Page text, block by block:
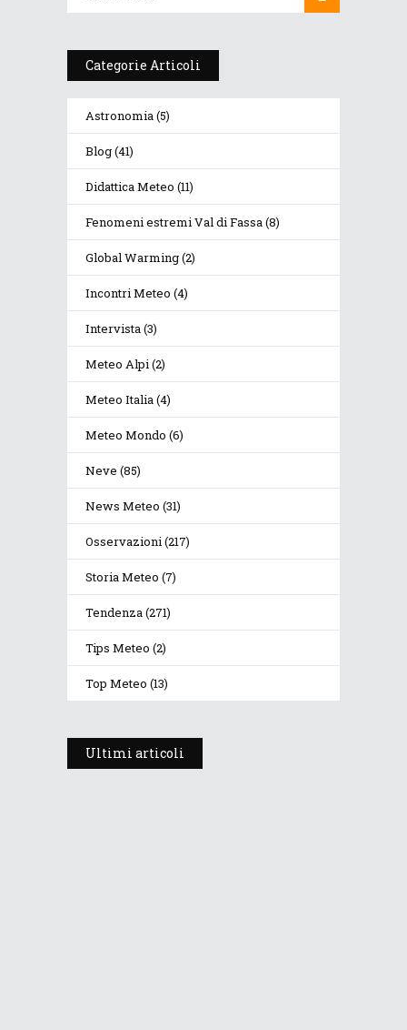
Categorie Articoli
Astronomia(5)
Blog(41)
Didattica Meteo (11)
Fenomeni estremi Val di Fassa(8)
Global Warming(2)
Incontri Meteo (4)
Intervista(3)
Meteo Alpi(2)
Meteo Italia(4)
Meteo Mondo (6)
Neve (85)
News Meteo (31)
Osservazioni(217)
Storia Meteo (7)
Tendenza(271)
Tips Meteo (2)
Top Meteo (13)
Ultimi articoli